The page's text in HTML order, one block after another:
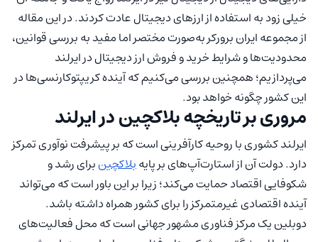
خیلی زود به استفاده از ارزهای دیجیتال عادت کردند. در این مقاله
از مجموعه ایران برورکر به‌صورت مختصر اما مفید به بررسی قوانین،
محدودیت‌ها و شرایط خرید و فروش ارز دیجیتال در ایرلند
می‌پردازیم؛ همچنین بررسی می‌کنیم که آینده کریپتوکارنسی‌ها در
این کشور چگونه خواهد بود.
مروری بر تاریخچه بلاکچین در ایرلند
ایرلند کشوری با روحیه کارآفرینی است که بر پیشرفت نوآوری تمرکز
دارد. دولت آن از استارت‌آپ‌های بر پایهبلاکچینبرای رشد و
شکوفایی اقتصاد حمایت می‌کند؛ زیرا بر این باور است که می‌تواند
آینده اقتصادی غیرمتمرکز را برای کشور همراه داشته باشد.
دوبلین یک مرکز فناوری مشهور جهانی است که محل فعالیت‌های